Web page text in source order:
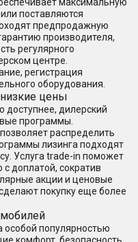
поставляются
предпродажную
производителя,
регулярного
центре.
регистрация
оборудования.
цены
доступнее, дилерский
программы.
распределить
лизинга подходят
Услуга trade-in поможет
доплатой, сократив
акции и ценовые
покупку еще более
особой популярностью